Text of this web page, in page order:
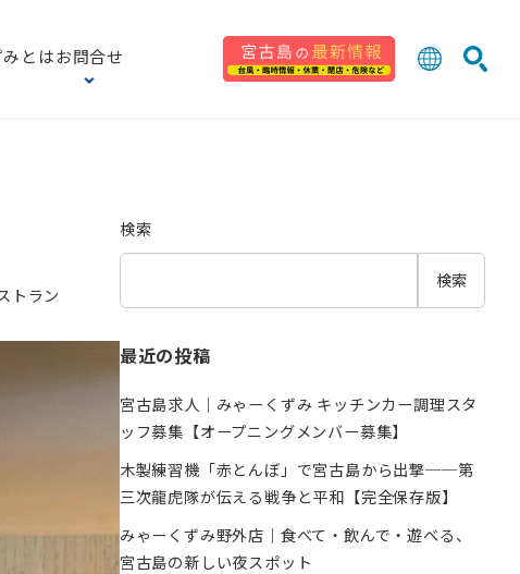
とはお問合せ
トラン
検索
検索
最近の投稿
宮古島求人｜みゃーくずみ キッチンカー調理スタ
ッフ募集【オープニングメンバー募集】
木製練習機「赤とんぼ」で宮古島から出撃──第
三次龍虎隊が伝える戦争と平和【完全保存版】
みゃーくずみ野外店｜食べて・飲んで・遊べる、
宮古島の新しい夜スポット